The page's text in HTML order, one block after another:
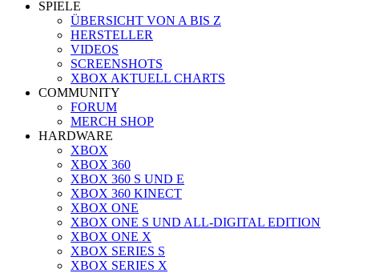
SPIELE
ÜBERSICHT VON A BIS Z
HERSTELLER
VIDEOS
SCREENSHOTS
XBOX AKTUELL CHARTS
COMMUNITY
FORUM
MERCH SHOP
HARDWARE
XBOX
XBOX 360
XBOX 360 S UND E
XBOX 360 KINECT
XBOX ONE
XBOX ONE S UND ALL-DIGITAL EDITION
XBOX ONE X
XBOX SERIES S
XBOX SERIES X